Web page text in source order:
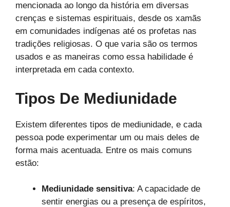
mencionada ao longo da história em diversas
crenças e sistemas espirituais, desde os xamãs
em comunidades indígenas até os profetas nas
tradições religiosas. O que varia são os termos
usados e as maneiras como essa habilidade é
interpretada em cada contexto.
Tipos De Mediunidade
Existem diferentes tipos de mediunidade, e cada
pessoa pode experimentar um ou mais deles de
forma mais acentuada. Entre os mais comuns
estão:
Mediunidade sensitiva: A capacidade de
sentir energias ou a presença de espíritos,